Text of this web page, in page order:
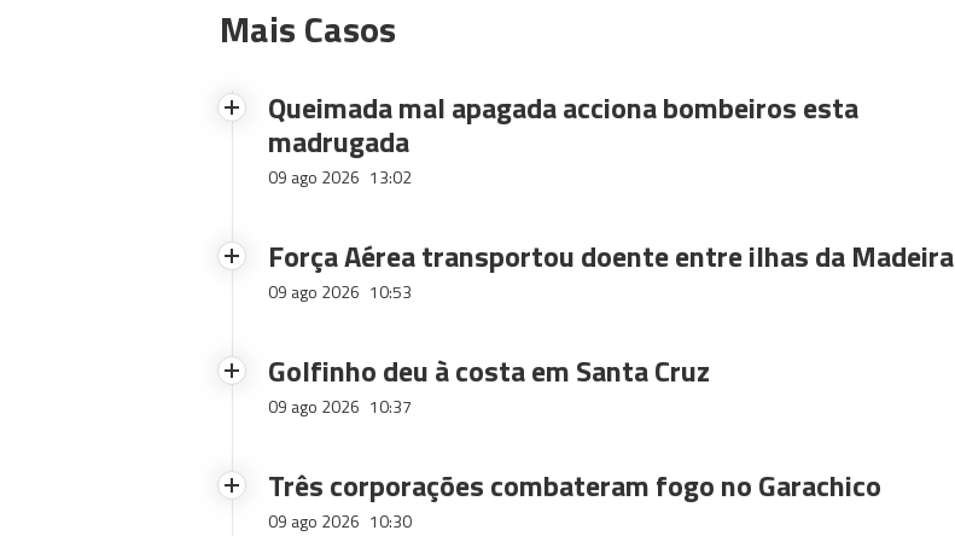
Mais Casos
Queimada mal apagada acciona bombeiros esta
madrugada
09 ago 2026 13:02
Força Aérea transportou doente entre ilhas da Madeira
09 ago 2026 10:53
Golfinho deu à costa em Santa Cruz
09 ago 2026 10:37
Três corporações combateram fogo no Garachico
09 ago 2026 10:30